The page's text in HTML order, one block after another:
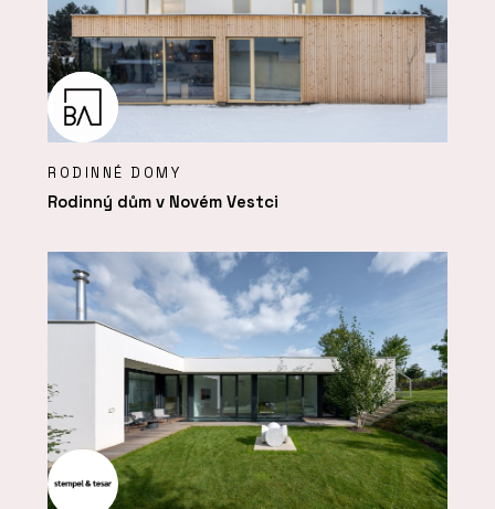
RODINNÉ DOMY
Rodinný dům v Novém Vestci